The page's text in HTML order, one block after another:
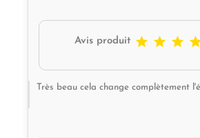
Avis produit   
Très beau cela change complètement